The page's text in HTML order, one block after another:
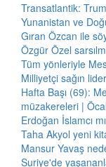
Transatlantik:
Yunanistan ve
Gıran Özcan ile
Özgür Özel
Tüm yönleriyle
Milliyetçi sağın
Hafta Başı (69):
müzakereleri |
Erdoğan İslamcı
Taha Akyol yeni
Mansur Yavaş
Suriye'de